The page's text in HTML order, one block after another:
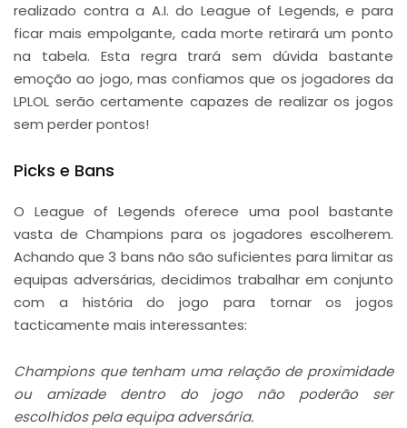
realizado contra a A.I. do League of Legends, e para
ficar mais empolgante, cada morte retirará um ponto
na tabela. Esta regra trará sem dúvida bastante
emoção ao jogo, mas confiamos que os jogadores da
LPLOL serão certamente capazes de realizar os jogos
sem perder pontos!
Picks e Bans
O League of Legends oferece uma pool bastante
vasta de Champions para os jogadores escolherem.
Achando que 3 bans não são suficientes para limitar as
equipas adversárias, decidimos trabalhar em conjunto
com a história do jogo para tornar os jogos
tacticamente mais interessantes:
Champions que tenham uma relação de proximidade
ou amizade dentro do jogo não poderão ser
escolhidos pela equipa adversária.